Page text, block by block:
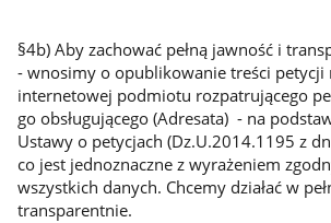
§4b) Aby zachować pełną jawność i
- wnosimy o opublikowanie treści petycji
internetowej podmiotu rozpatrującego
go obsługującego (Adresata) - na
Ustawy o petycjach (Dz.U.2014.1195 z
co jest jednoznaczne z wyrażeniem
wszystkich danych. Chcemy działać w
transparentnie.